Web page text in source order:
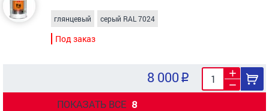
глянцевый серый RAL 7024
Под заказ
8 000
ПОКАЗАТЬ ВСЕ 8